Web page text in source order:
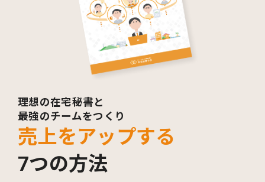
理想の在宅秘書と
最強のチームをつくり
売上をアップする
7つの方法